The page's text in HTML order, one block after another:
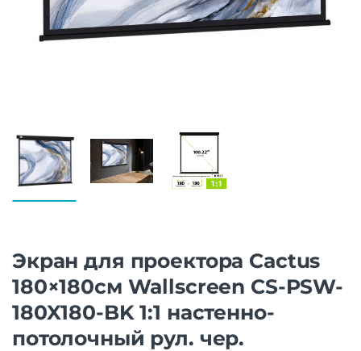
Экран для проектора Cactus
180×180см Wallscreen CS-PSW-
180X180-BK 1:1 настенно-
потолочный рул. чер.